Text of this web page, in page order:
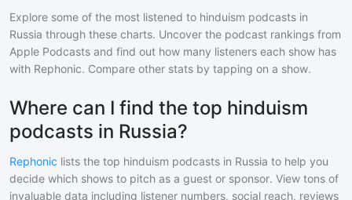
Explore some of the most listened to hinduism podcasts in
Russia through these charts. Uncover the podcast rankings from
Apple Podcasts and find out how many listeners each show has
with Rephonic. Compare other stats by tapping on a show.
Where can I find the top hinduism
podcasts in Russia?
Rephonic lists the top hinduism podcasts in Russia to help you
decide which shows to pitch as a guest or sponsor. View tons of
invaluable data including listener numbers, social reach, reviews